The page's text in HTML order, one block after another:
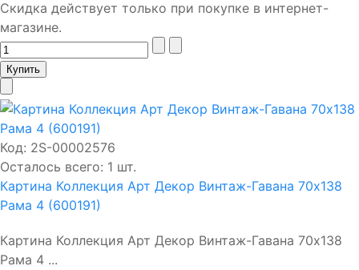
Скидка действует только при покупке в интернет-
магазине.
Код: 2S-00002576
Осталось всего: 1 шт.
Картина Коллекция Арт Декор Винтаж-Гавана 70х138
Рама 4 (600191)
Картина Коллекция Арт Декор Винтаж-Гавана 70х138
Рама 4 ...